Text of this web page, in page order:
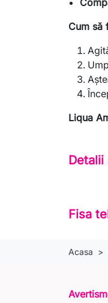
Cum să
Liqua
Detalii
Fisa
Acasa